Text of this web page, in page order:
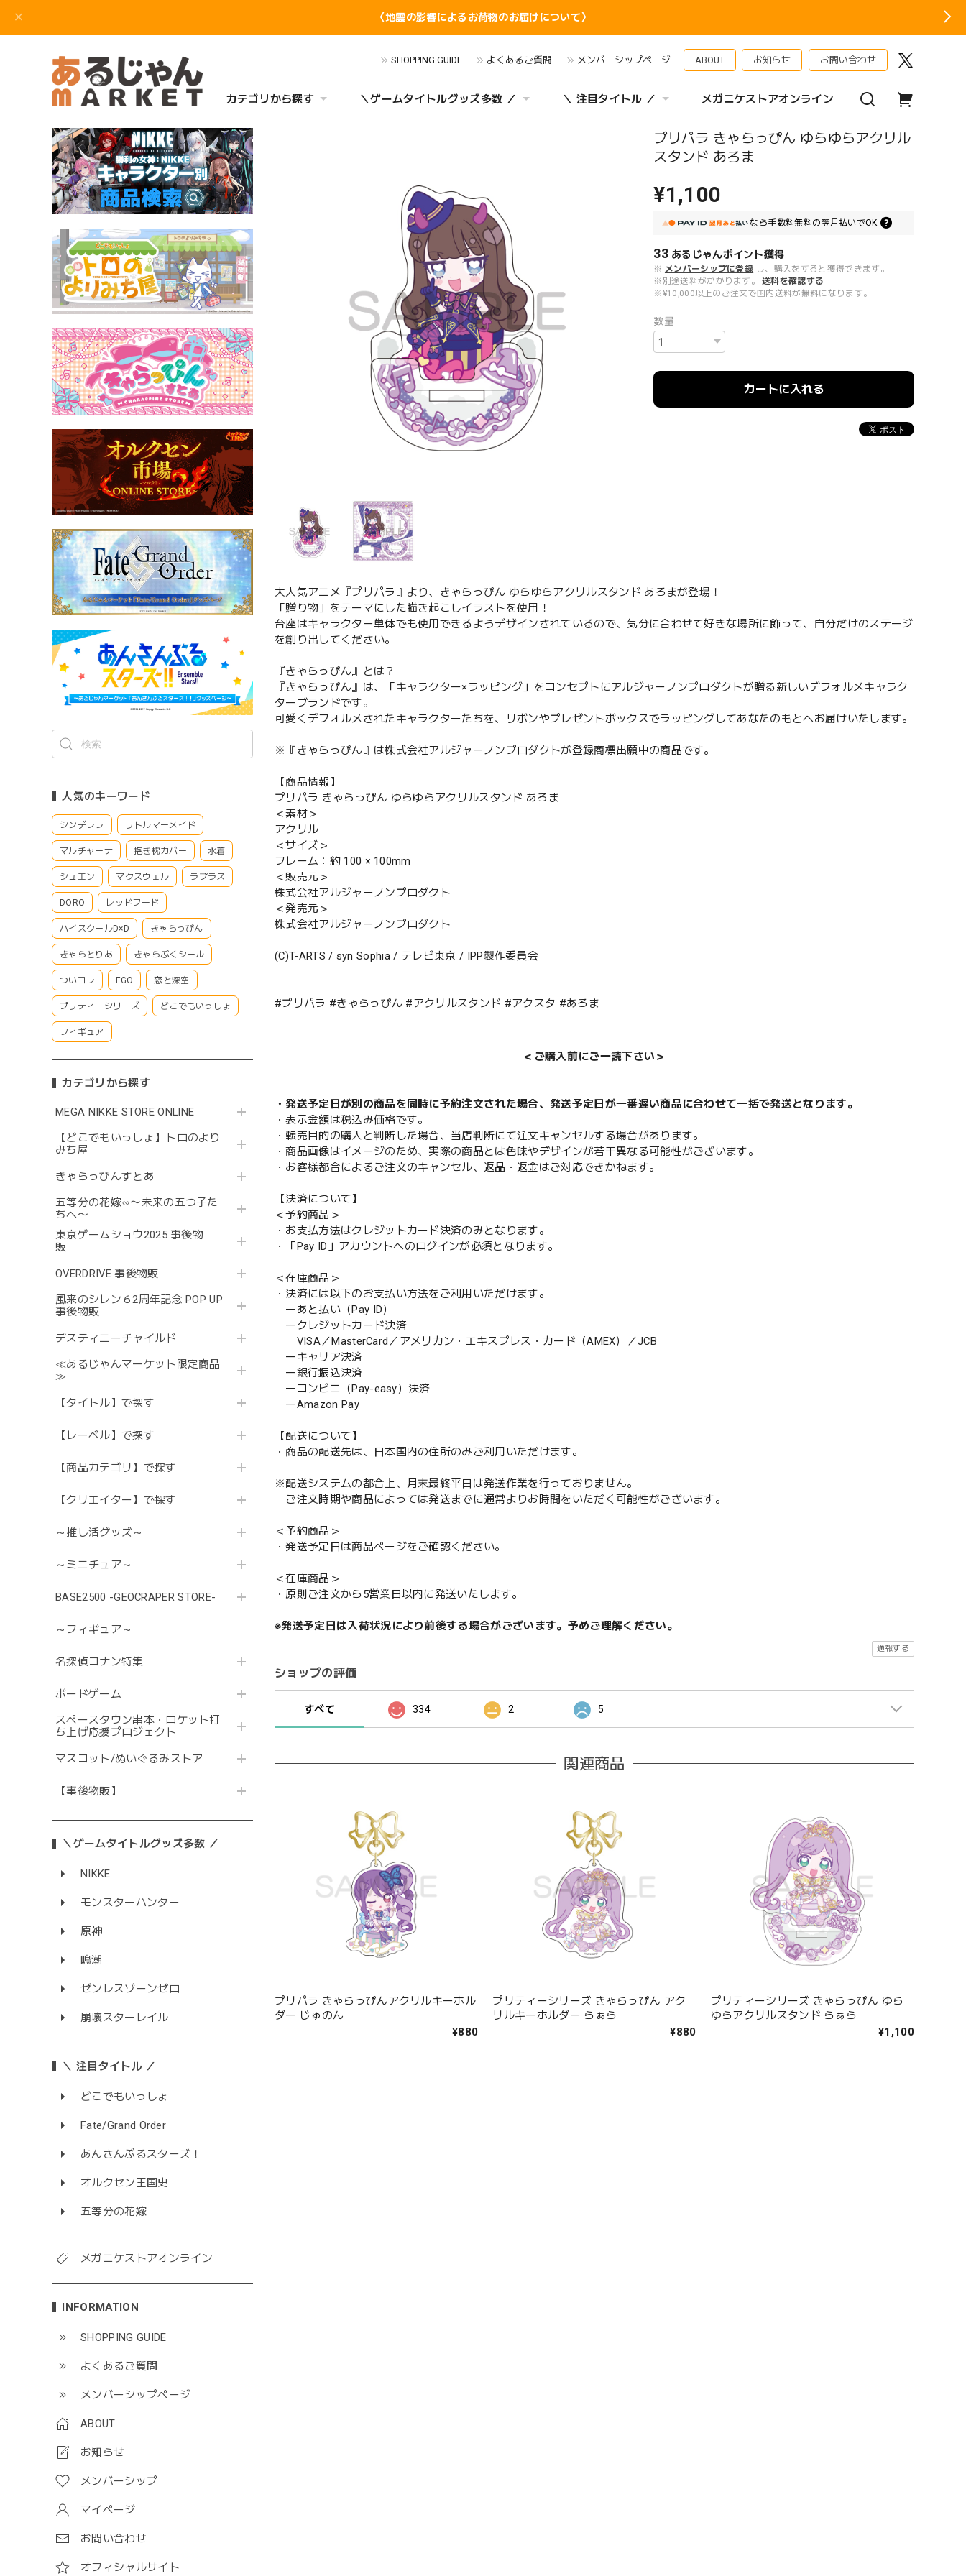
〈地震の影響によるお荷物のお届けについて〉
SHOPPING GUIDE よくあるご質問 メンバーシップページ ABOUT お知らせ お問い合わせ
カテゴリから探す ＼ゲームタイトルグッズ多数 ／ ＼ 注目タイトル ／ メガニケストアオンライン
人気のキーワード
シンデレラ リトルマーメイド
マルチャーナ 抱き枕カバー 水着
シュエン マクスウェル ラプラス
DORO レッドフード
ハイスクールD×D きゃらっぴん
きゃらとりあ きゃらぷくシール
ついコレ FGO 恋と深空
プリティーシリーズ どこでもいっしょ
フィギュア
カテゴリから探す
MEGA NIKKE STORE ONLINE
【どこでもいっしょ】トロのより
みち屋
きゃらっぴんすとあ
五等分の花嫁∽〜未来の五つ子た
ちへ〜
東京ゲームショウ2025 事後物
販
OVERDRIVE 事後物販
風来のシレン６2周年記念 POP UP
事後物販
デスティニーチャイルド
≪あるじゃんマーケット限定商品
≫
【タイトル】で探す
【レーベル】で探す
【商品カテゴリ】で探す
【クリエイター】で探す
～推し活グッズ～
～ミニチュア～
BASE2500 -GEOCRAPER STORE-
～フィギュア～
名探偵コナン特集
ボードゲーム
スペースタウン串本・ロケット打
ち上げ応援プロジェクト
マスコット/ぬいぐるみストア
【事後物販】
＼ゲームタイトルグッズ多数 ／
NIKKE
モンスターハンター
原神
鳴潮
ゼンレスゾーンゼロ
崩壊スターレイル
＼ 注目タイトル ／
どこでもいっしょ
Fate/Grand Order
あんさんぶるスターズ！
オルクセン王国史
五等分の花嫁
メガニケストアオンライン
INFORMATION
SHOPPING GUIDE
よくあるご質問
メンバーシップページ
ABOUT
お知らせ
メンバーシップ
マイページ
お問い合わせ
オフィシャルサイト
プリパラ きゃらっぴん ゆらゆらアクリル
スタンド あろま
¥1,100
なら手数料無料の 翌月払いでOK
33 あるじゃんポイント獲得
※ メンバーシップに登録 し、購入をすると獲得できます。
※別途送料がかかります。
送料を確認する
※¥10,000以上のご注文で国内送料が無料になります。
数量
カートに入れる
大人気アニメ『プリパラ』より、きゃらっぴん ゆらゆらアクリルスタンド あろまが登場！
「贈り物」をテーマにした描き起こしイラストを使用！
台座はキャラクター単体でも使用できるようデザインされているので、気分に合わせて好きな場所に飾って、自分だけのステージ
を創り出してください。
『きゃらっぴん』とは？
『きゃらっぴん』は、「キャラクター×ラッピング」をコンセプトにアルジャーノンプロダクトが贈る新しいデフォルメキャラク
ターブランドです。
可愛くデフォルメされたキャラクターたちを、リボンやプレゼントボックスでラッピングしてあなたのもとへお届けいたします。
※『きゃらっぴん』は株式会社アルジャーノンプロダクトが登録商標出願中の商品です。
【商品情報】
プリパラ きゃらっぴん ゆらゆらアクリルスタンド あろま
＜素材＞
アクリル
＜サイズ＞
フレーム：約 100 × 100mm
＜販売元＞
株式会社アルジャーノンプロダクト
＜発売元＞
株式会社アルジャーノンプロダクト
(C)T-ARTS / syn Sophia / テレビ東京 / IPP製作委員会
#プリパラ #きゃらっぴん #アクリルスタンド #アクスタ #あろま
＜ご購入前にご一読下さい＞
・発送予定日が別の商品を同時に予約注文された場合、発送予定日が一番遅い商品に合わせて一括で発送となります。
・表示金額は税込み価格です。
・転売目的の購入と判断した場合、当店判断にて注文キャンセルする場合があります。
・商品画像はイメージのため、実際の商品とは色味やデザインが若干異なる可能性がございます。
・お客様都合によるご注文のキャンセル、返品・返金はご対応できかねます。
【決済について】
＜予約商品＞
・お支払方法はクレジットカード決済のみとなります。
・「Pay ID」アカウントへのログインが必須となります。
＜在庫商品＞
・決済には以下のお支払い方法をご利用いただけます。
ーあと払い（Pay ID）
ークレジットカード決済
VISA／MasterCard／アメリカン・エキスプレス・カード（AMEX）／JCB
ーキャリア決済
ー銀行振込決済
ーコンビニ（Pay-easy）決済
ーAmazon Pay
【配送について】
・商品の配送先は、日本国内の住所のみご利用いただけます。
※配送システムの都合上、月末最終平日は発送作業を行っておりません。
ご注文時期や商品によっては発送までに通常よりお時間をいただく可能性がございます。
＜予約商品＞
・発送予定日は商品ページをご確認ください。
＜在庫商品＞
・原則ご注文から5営業日以内に発送いたします。
※発送予定日は入荷状況により前後する場合がございます。予めご理解ください。
通報する
ショップの評価
すべて 334 2 5
関連商品
プリパラ きゃらっぴんアクリルキーホル
ダー じゅのん
¥880
プリティーシリーズ きゃらっぴん アク
リルキーホルダー らぁら
¥880
プリティーシリーズ きゃらっぴん ゆら
ゆらアクリルスタンド らぁら
¥1,100